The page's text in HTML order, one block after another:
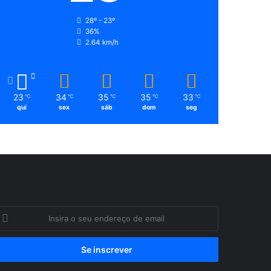
28º - 23º
36%
2.64 km/h
23 ℃
qui
34 ℃
sex
35 ℃
sáb
35 ℃
dom
33 ℃
seg